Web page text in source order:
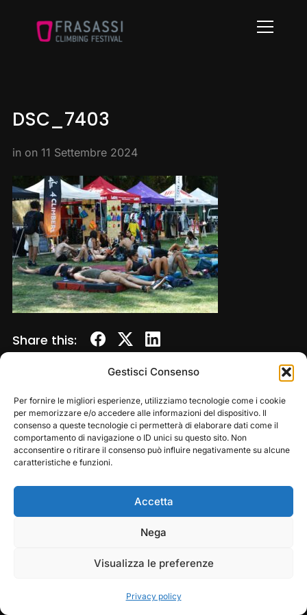
Gestisci Consenso
Per fornire le migliori esperienze, utilizziamo tecnologie come i cookie
per memorizzare e/o accedere alle informazioni del dispositivo. Il
consenso a queste tecnologie ci permetterà di elaborare dati come il
comportamento di navigazione o ID unici su questo sito. Non
acconsentire o ritirare il consenso può influire negativamente su alcune
caratteristiche e funzioni.
Accetta
Nega
Visualizza le preferenze
Privacy policy
Info
DSC_7403
in on 11 Settembre 2024
Share this:
Copyright © 2026 — Frasassi Climbing Festival. All
Rights Reserved